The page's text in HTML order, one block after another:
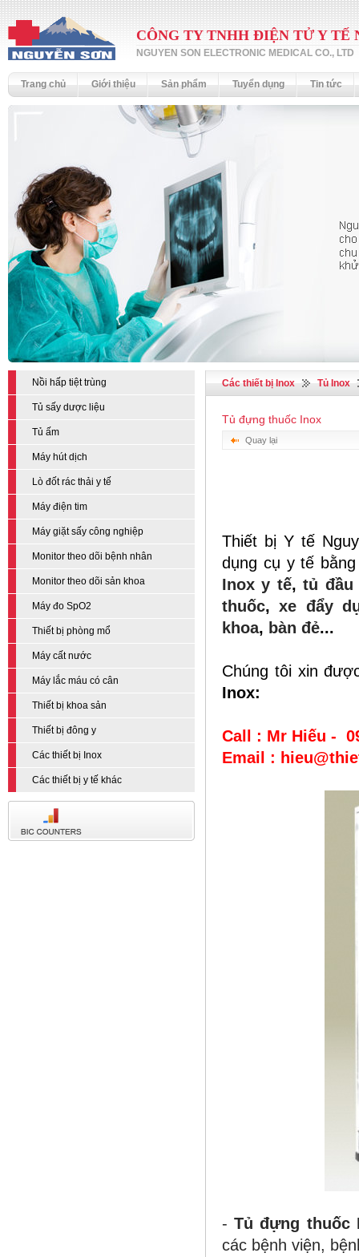
CÔNG TY TNHH ĐIỆN TỬ Y TẾ
NGUYEN SON ELECTRONIC MEDICAL CO., LTD
Trang chủ Giới thiệu Sản phẩm Tuyển dụng Tin tức
Nồi hấp tiệt trùng
Tủ sấy dược liệu
Tủ ấm
Máy hút dịch
Lò đốt rác thải y tế
Máy điện tim
Máy giặt sấy công nghiệp
Monitor theo dõi bệnh nhân
Monitor theo dõi sản khoa
Máy đo SpO2
Thiết bị phòng mổ
Máy cất nước
Máy lắc máu có cân
Thiết bị khoa sản
Thiết bị đông y
Các thiết bị Inox
Các thiết bị y tế khác
Các thiết bị Inox Tủ Inox
Tủ đựng thuốc Inox
Quay lại
Thiết bị Y tế
dụng cụ y tế
Inox y tế,tủ đầu
thuốc,xe đẩy
khoa, bàn đẻ...
Chúng tôi xin
Inox:
Call : Mr Hiếu -
Email :
-Tủ đựng thuốc
các bệnh viện,